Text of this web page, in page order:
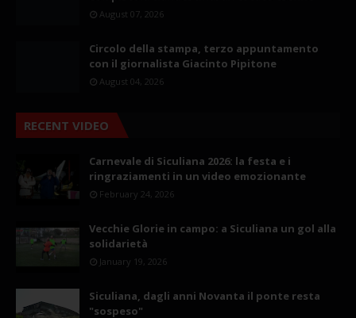
August 07, 2026
Circolo della stampa, terzo appuntamento
con il giornalista Giacinto Pipitone
August 04, 2026
RECENT VIDEO
Carnevale di Siculiana 2026: la festa e i
ringraziamenti in un video emozionante
February 24, 2026
Vecchie Glorie in campo: a Siculiana un gol alla
solidarietà
January 19, 2026
Siculiana, dagli anni Novanta il ponte resta
"sospeso"